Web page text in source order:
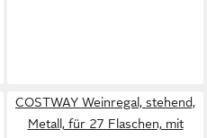
COSTWAY Weinregal, stehend,
Metall, für 27 Flaschen, mit